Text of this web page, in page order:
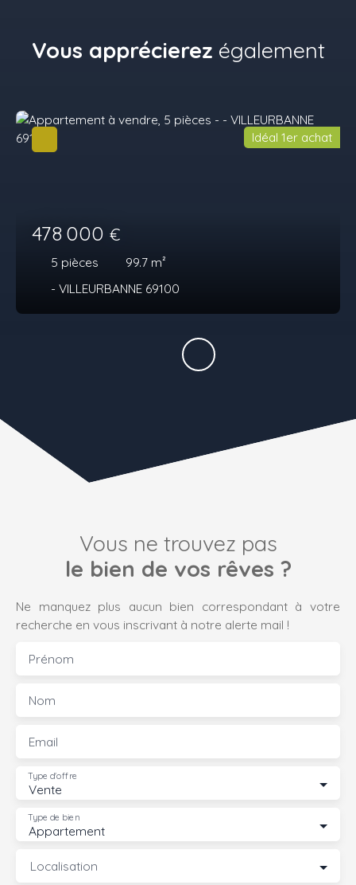
Vous apprécierez également
478 000 €
5 pièces 99.7 m²
- VILLEURBANNE 69100
Idéal 1er achat
Vous ne trouvez pas
le bien de vos rêves ?
Ne manquez plus aucun bien correspondant à votre
recherche en vous inscrivant à notre alerte mail !
Prénom
Nom
Email
Vente
Type d'offre
Appartement
Type de bien
Localisation